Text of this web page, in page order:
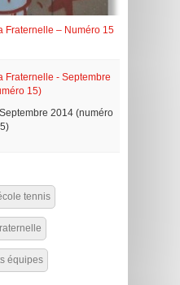
Fraternelle – Numéro 15
2014 (numéro
tennis
équipes